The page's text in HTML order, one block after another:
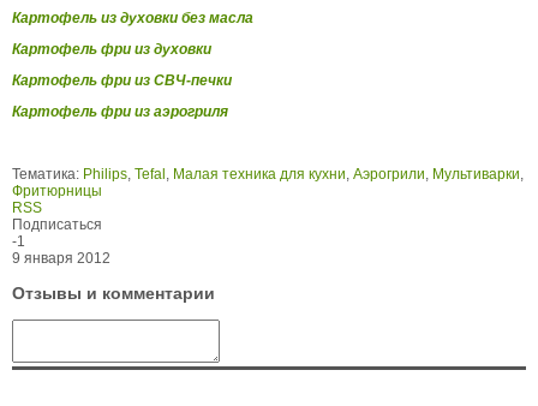
Картофель из духовки без масла
Картофель фри из духовки
Картофель фри из СВЧ-печки
Картофель фри из аэрогриля
Тематика: Philips, Tefal, Малая техника для кухни, Аэрогрили, Мультиварки,
Фритюрницы
RSS
Подписаться
-1
9 января 2012
Отзывы и комментарии